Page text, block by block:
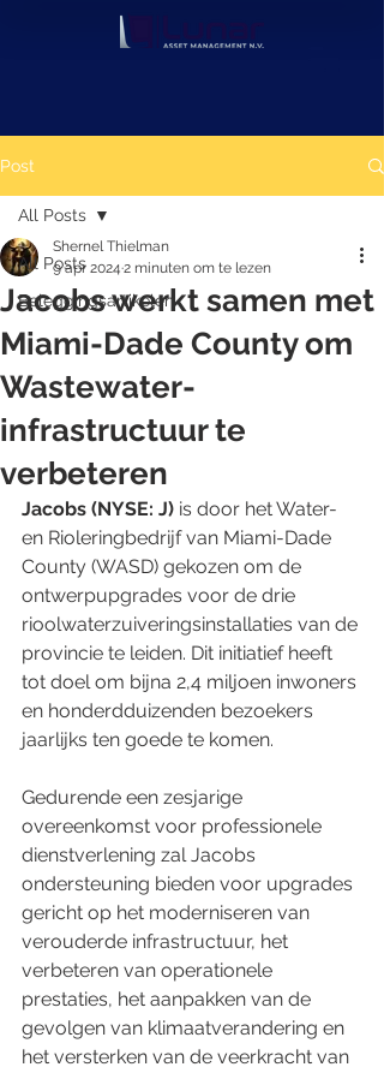
Post
All Posts
Beleggingsartikelen
All Posts
Jacobs werkt samen met
Miami-Dade County om
Wastewater-
infrastructuur te
verbeteren
Shernel Thielman
9 apr 2024 2 minuten om te lezen
Jacobs (NYSE: J) is door het Water-
en Rioleringbedrijf van Miami-Dade
County (WASD) gekozen om de
ontwerpupgrades voor de drie
rioolwaterzuiveringsinstallaties van de
provincie te leiden. Dit initiatief heeft
tot doel om bijna 2,4 miljoen inwoners
en honderdduizenden bezoekers
jaarlijks ten goede te komen.
Gedurende een zesjarige
overeenkomst voor professionele
dienstverlening zal Jacobs
ondersteuning bieden voor upgrades
gericht op het moderniseren van
verouderde infrastructuur, het
verbeteren van operationele
prestaties, het aanpakken van de
gevolgen van klimaatverandering en
het versterken van de veerkracht van